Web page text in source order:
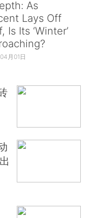
As
Lays Off
Is Its ‘Winter’
月01日